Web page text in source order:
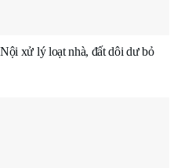
xử lý loạt nhà, đất dôi dư bỏ